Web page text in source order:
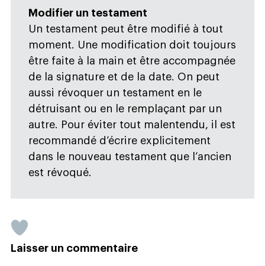
Modifier un testament
Un testament peut être modifié à tout
moment. Une modification doit toujours
être faite à la main et être accompagnée
de la signature et de la date. On peut
aussi révoquer un testament en le
détruisant ou en le remplaçant par un
autre. Pour éviter tout malentendu, il est
recommandé d’écrire explicitement
dans le nouveau testament que l’ancien
est révoqué.
Laisser un commentaire